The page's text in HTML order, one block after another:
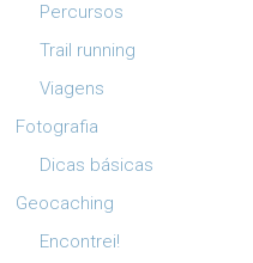
Percursos
Trail running
Viagens
Fotografia
Dicas básicas
Geocaching
Encontrei!